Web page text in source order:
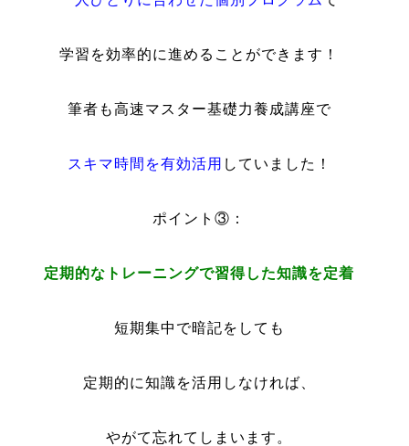
学習を効率的に進めることができます！
筆者も高速マスター基礎力養成講座で
スキマ時間を有効活用 していました！
ポイント③：
定期的なトレーニングで習得した知識を定着
短期集中で暗記をしても
定期的に知識を活用しなければ、
やがて忘れてしまいます。